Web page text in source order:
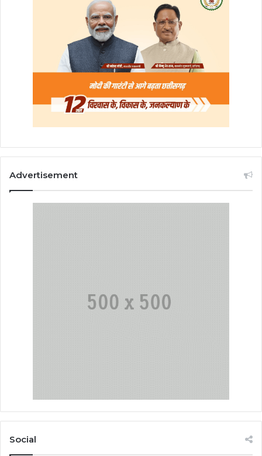
Advertisement
Social